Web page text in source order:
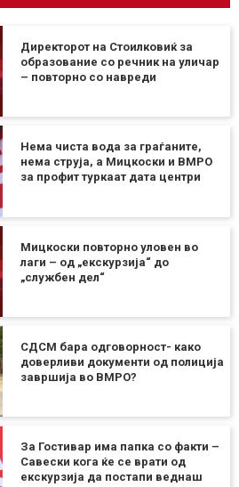
Директорот на Стоилковиќ за
образование со речник на уличар
– повторно со навреди
Нема чиста вода за граѓаните,
нема струја, а Мицкоски и ВМРО
за профит туркаат дата центри
Мицкоски повторно уловен во
лаги – од „екскурзија“ до
„службен дел“
СДСМ бара одговорност- како
доверливи документи од полиција
завршија во ВМРО?
За Гостивар има папка со факти –
Савески кога ќе се врати од
екскурзија да постапи веднаш